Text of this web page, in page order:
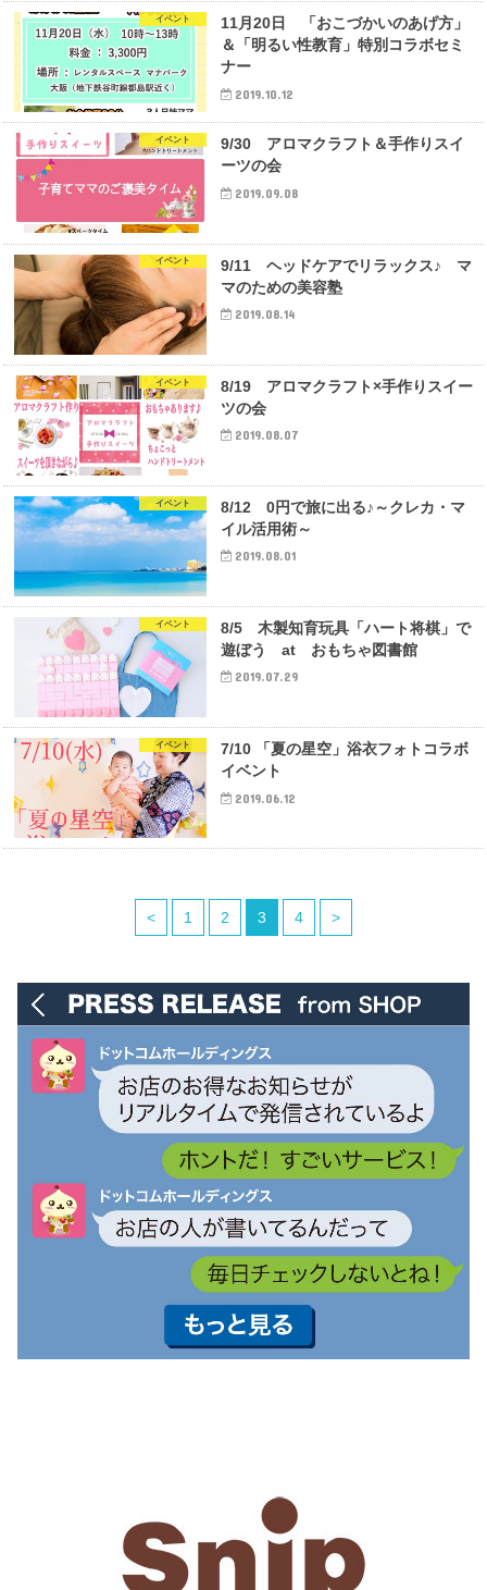
イベント
11月20日 「おこづかいのあげ方」
＆「明るい性教育」特別コラボセミ
ナー
2019.10.12
イベント
9/30 アロマクラフト＆手作りスイ
ーツの会
2019.09.08
イベント
9/11 ヘッドケアでリラックス♪ マ
マのための美容塾
2019.08.14
イベント
8/19 アロマクラフト×手作りスイー
ツの会
2019.08.07
イベント
8/12 0円で旅に出る♪～クレカ・マ
イル活用術～
2019.08.01
イベント
8/5 木製知育玩具「ハート将棋」で
遊ぼう at おもちゃ図書館
2019.07.29
イベント
7/10 「夏の星空」浴衣フォトコラボ
イベント
2019.06.12
< 1 2 3 4 >